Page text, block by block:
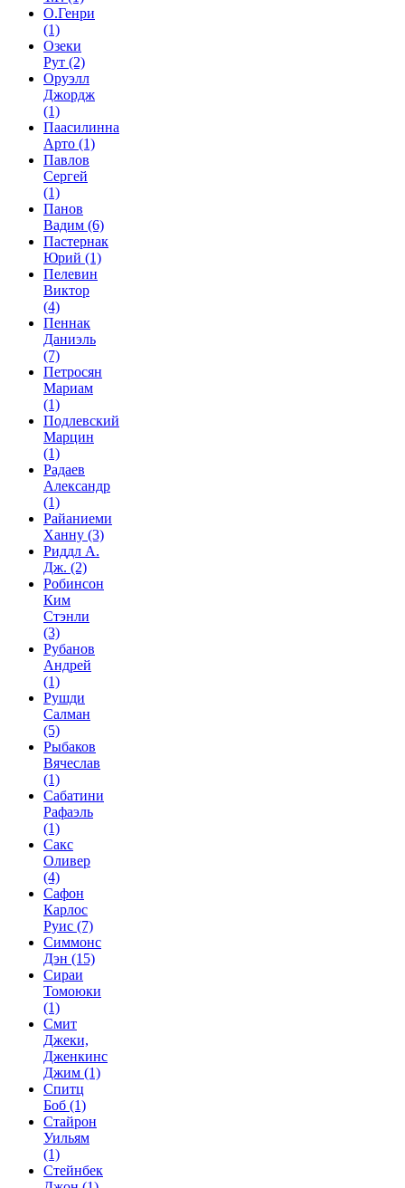
О.Генри
(1)
Озеки
Рут (2)
Оруэлл
Джордж
(1)
Паасилинна
Арто (1)
Павлов
Сергей
(1)
Панов
Вадим (6)
Пастернак
Юрий (1)
Пелевин
Виктор
(4)
Пеннак
Даниэль
(7)
Петросян
Мариам
(1)
Подлевский
Марцин
(1)
Радаев
Александр
(1)
Райаниеми
Ханну (3)
Риддл А.
Дж. (2)
Робинсон
Ким
Стэнли
(3)
Рубанов
Андрей
(1)
Рушди
Салман
(5)
Рыбаков
Вячеслав
(1)
Сабатини
Рафаэль
(1)
Сакс
Оливер
(4)
Сафон
Карлос
Руис (7)
Симмонс
Дэн (15)
Сираи
Томоюки
(1)
Смит
Джеки,
Дженкинс
Джим (1)
Спитц
Боб (1)
Стайрон
Уильям
(1)
Стейнбек